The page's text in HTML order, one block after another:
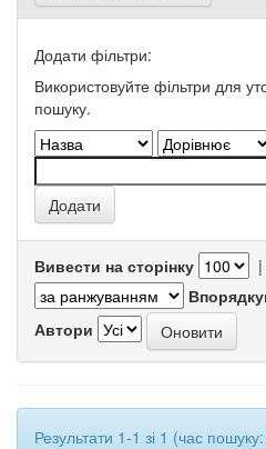
Додати фільтри:
Використовуйте фільтри для
пошуку.
Вивести на сторінку |
Автори
Результати 1-1 зі 1 (час